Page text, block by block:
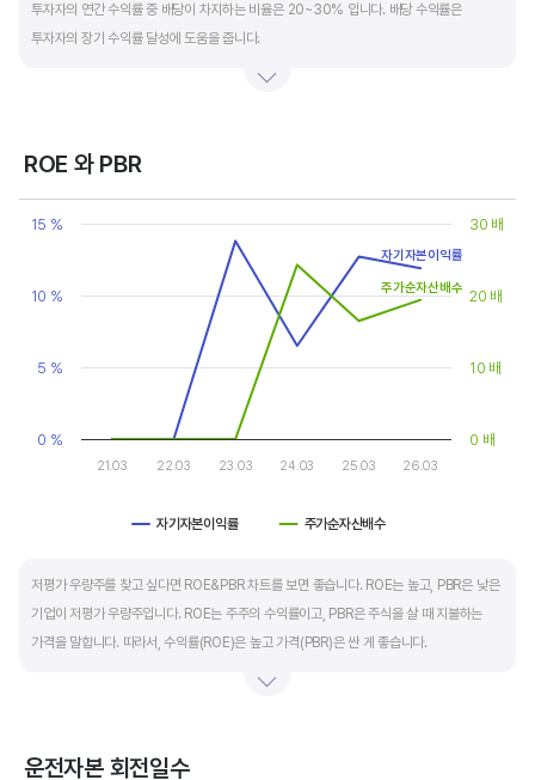
투자자의 연간 수익률 중 배당이 차지하는 비율은 20~30% 입니다. 배당 수익률은
투자자의 장기 수익률 달성에 도움을 줍니다.
주당배당금의 비율입니다. 예를 들어 A 주식을 주당 100 달러에 매수하고 주당배당금으로
라고 하면, 시가배당률은 1.5% 이상이면 배당 매력이 있는 기업이고 배당수익률은
ROE 와 PBR
Chart
Line chart with 2 lines.
View as data table, Chart
The chart has 1 X axis displaying categories.
The chart has 2 Y axes displaying values, and values.
자기자본이익률 주가순자산배수
21.03 22.03 23.03 24.03 25.03 26.03
0 %
5 %
10 %
15 %
0 배
10 배
20 배
30 배
자기자본이익률
주가순자산배수
저평가 우량주를 찾고 싶다면 ROE&PBR 차트를 보면 좋습니다. ROE는 높고, PBR은 낮은
기업이 저평가 우량주입니다. ROE는 주주의 수익률이고, PBR은 주식을 살 때 지불하는
가격을 말합니다. 따라서, 수익률(ROE)은 높고 가격(PBR)은 싼 게 좋습니다.
운전자본 회전일수